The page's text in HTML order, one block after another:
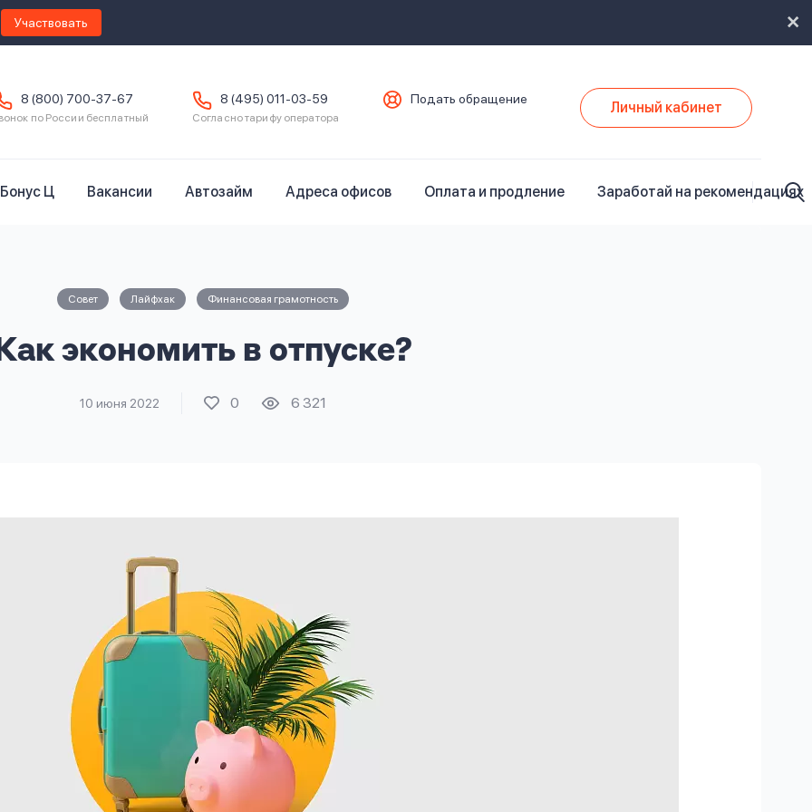
Участвовать
8 (800) 700-37-67
по России бесплатный
8 (495) 011-03-59
Согласно тарифу оператора
Подать обращение Личный кабинет
Бонус Ц Вакансии Автозайм Адреса офисов Оплата и продление Заработай на рекомендациях
Совет Лайфхак Финансовая грамотность
Как экономить в отпуске?
10 июня 2022 0 6 321